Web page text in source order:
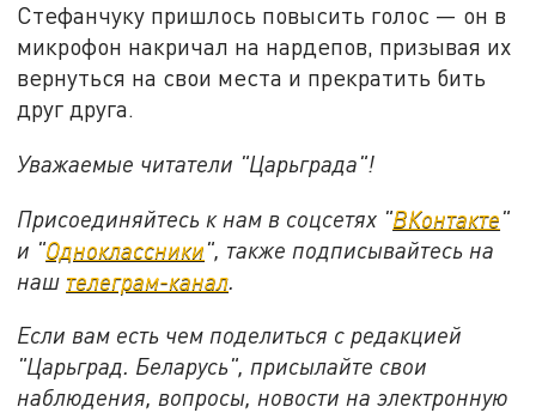
Стефанчуку пришлось повысить голос — он в
микрофон накричал на нардепов, призывая их
вернуться на свои места и прекратить бить
друг друга.
Уважаемые читатели "Царьграда"!
Присоединяйтесь к нам в соцсетях "ВКонтакте"
и "Одноклассники", также подписывайтесь на
наш телеграм-канал
Если вам есть чем поделиться с редакцией
"Царьград. Беларусь", присылайте свои
наблюдения, вопросы, новости на электронную